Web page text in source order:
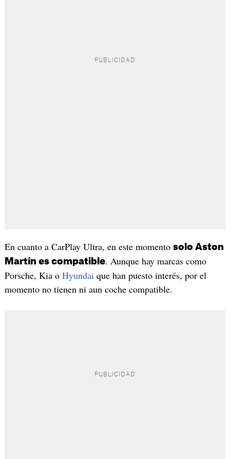
En cuanto a CarPlay Ultra, en este momento solo Aston
Martín es compatible. Aunque hay marcas como
Porsche, Kia o Hyundaique han puesto interés, por el
momento no tienen ni aun coche compatible.